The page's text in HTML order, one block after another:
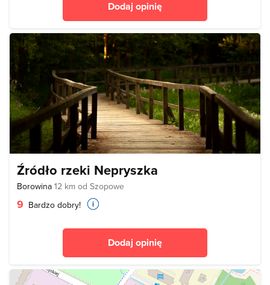
Dodaj opinię
Źródło rzeki Nepryszka
Borowina 12 km od Szopowe
9 Bardzo dobry!
Dodaj opinię